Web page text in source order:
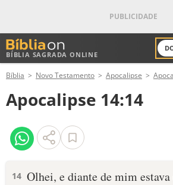
BÍBLIA SAGRADA ONLINE
ANTIGO TESTAMENTO
NOVO TESTAMENTO
VERSÍCULOS
Bíblia Novo Testamento Apocalipse
Apocalipse 14:14
14 Olhei, e diante de mim